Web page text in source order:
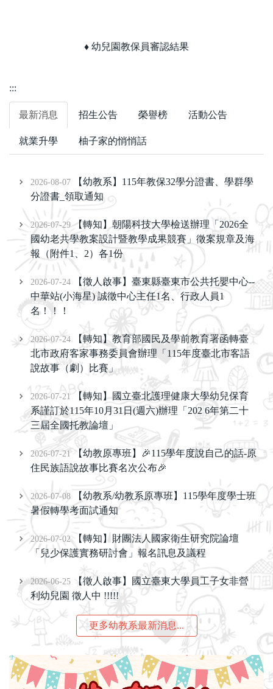
♦ 幼兒園教保員審認結果
:::
最新消息 招生公告 榮譽榜 活動公告
就業升學 柚子家的悄悄話
2026-08-07
【幼教系】115年教保32學分證書、學群學
分證書_領取通知
2026-07-29【轉知】朝陽科技大學檢送辦理「2026全
國幼老共學教案設計暨教學成果競賽」徵案規章及海
報（附件1、2）各1份
2026-07-24
【徵人啟事】臺東縣臺東市公共托嬰中心--
中華站(小海星) 誠徵中心主任1名、行政人員1
名！！！
2026-07-24
【轉知】教育部國民及學前教育署函轉臺
北市政府客家事務委員會辦理「115年度臺北市客語
說故事（劇）比賽」
2026-07-21
【轉知】國立臺北護理健康大學幼兒保育
系謹訂於115年10月31日(週六)辦理「202 6年第二十
三屆全國托教論壇」
2026-07-21 【幼教原專班】🎉115學年度說自己的話-原
住民族語說故事比賽名次公布🎉
2026-07-08
【幼教系/幼教系原專班】115學年度學士班
暑假轉學考面試通知
2026-07-02 【轉知】財團法人國家衛生研究院論壇
「兒少保護實務研討會」報名訊息及議程
2026-06-25
【徵人啟事】國立臺東大學員工子女非營
利幼兒園 徵人中 !!!!!
更多幼教系最新消息...